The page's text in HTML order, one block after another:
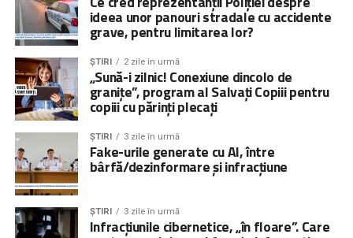
socială, activități de suport școlar şi activități de
socializare pentru copii; educație parentală, consiliere
socială şi îndrumare juridică pentru adulți).
Peste000 de persoane, părinți, copii și specialiști, au
fost informate cu privire la impactul negativ pe care
plecarea părinților îl are asupra copiilor rămași acasă şi la
obligațiile ce le revin părinților la părăsirea țării prin
activități directe, iar peste5.000.000 de persoane
campanii media și online.
Serviciile de consiliere psihologică și juridică pot fi
accesate prin linia telefonică021.224.24.52
platforma
www.copiisinguriacasa.ro.
ideea unor panouri stradale cu accidente
grave, pentru limitarea lor?
ȘTIRI 2 zile în urmă
„Sună-i zilnic! Conexiune dincolo de
granițe”, program al Salvați Copiii pentru
copiii cu părinți plecați
ȘTIRI 3 zile în urmă
Fake-urile generate cu AI, între
bârfă/dezinformare și infracțiune
ȘTIRI 3 zile în urmă
Infracțiunile cibernetice, „în floare”. Care